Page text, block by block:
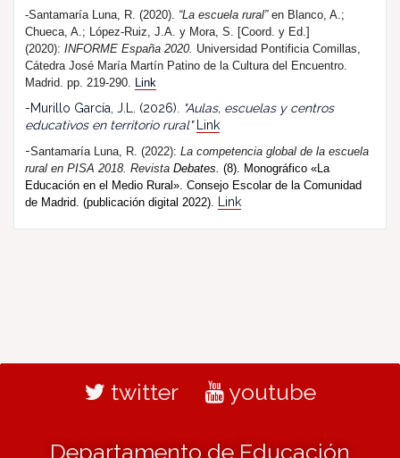
-Santamaría Luna, R. (2020). “La escuela rural”en Blanco, A.;
Chueca, A.; López-Ruiz, J.A. y Mora, S. [Coord. y Ed.]
(2020): INFORME España 2020. Universidad Pontificia Comillas,
Cátedra José María Martín Patino de la Cultura del Encuentro.
Madrid. pp. 219-290. Link
-Murillo García, J.L. (2026).
"Aulas, escuelas y centros
educativos en territorio rural"
Link
-Santamaría Luna, R. (2022): La competencia global de la escuela
rural en PISA 2018. Revista Debates. (8). Monográfico «La
Educación en el Medio Rural». Consejo Escolar de la Comunidad
de Madrid. (publicación digital 2022).
Link
twitter youtube
Departamento de Educación